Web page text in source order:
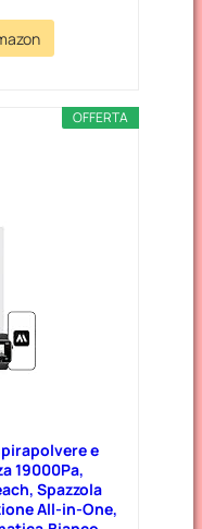
OFFERTA
e
19000Pa,
Spazzola
All-in-One,